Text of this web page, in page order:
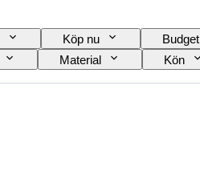
Köp nu Budget
Material Kön
Modell Skostorlek